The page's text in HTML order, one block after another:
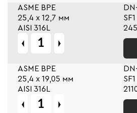
ASME BPE
25,4 х 12,7 мм
AISI 316L
ASME BPE
25,4 х 19,05 мм
AISI 316L